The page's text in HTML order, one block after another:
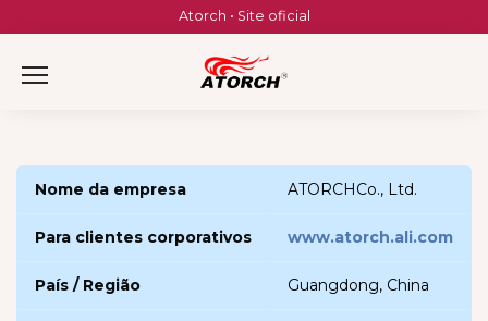
to
Atorch • Site oficial
Nome da empresa ATORCHCo., Ltd.
Para clientes corporativos www.atorch.ali.com
País / Região Guangdong, China